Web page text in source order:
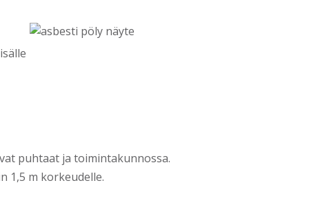
puhtaat ja toimintakunnossa.
1,5 m korkeudelle.